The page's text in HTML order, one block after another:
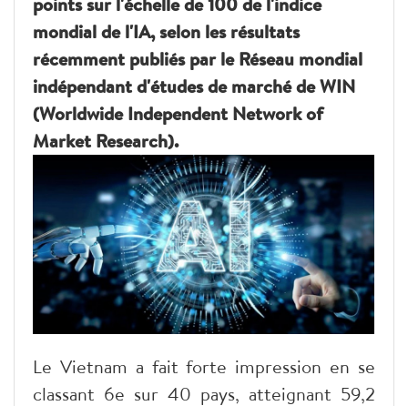
mondial de l'IA, selon les résultats
récemment publiés par le Réseau mondial
indépendant d'études de marché de WIN
(Worldwide Independent Network of
Market Research).
Le Vietnam a fait forte impression en se
classant 6e sur 40 pays, atteignant 59,2